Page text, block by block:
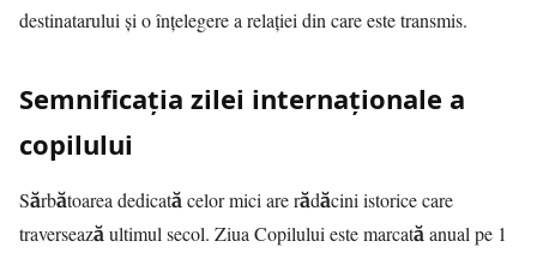
destinatarului și o înțelegere a relației din care este transmis.
Semnificația zilei internaționale a
copilului
Sărbătoarea dedicată celor mici are rădăcini istorice care
traversează ultimul secol. Ziua Copilului este marcată anual pe 1